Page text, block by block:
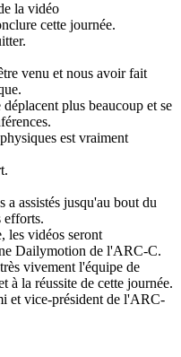
la vidéo
cette journée.
venu et nous avoir fait
plus beaucoup et se
est vraiment
assistés jusqu'au bout du
efforts.
les vidéos seront
Dailymotion de l'ARC-C.
vivement l'équipe de
la réussite de cette journée.
et vice-président de l'ARC-